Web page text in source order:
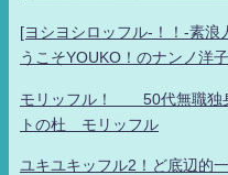
[ヨシヨシロッフル-！！-素浪
うこそYOUKO！のナンノ洋
モリッフル！ 50代無職独
トの杜 モリッフル
ユキユキッフル2！ど底辺的